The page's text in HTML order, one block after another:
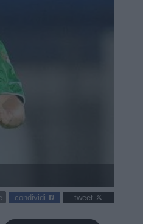
condividi tweet